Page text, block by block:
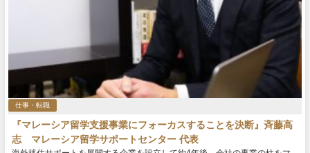
仕事・転職
『マレーシア留学支援事業にフォーカスすることを決断』斉藤高
志 マレーシア留学サポートセンター 代表